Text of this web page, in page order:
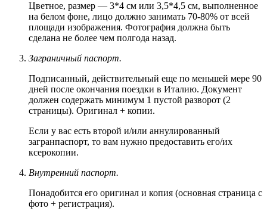
Цветное, размер — 3*4 см или 3,5*4,5 см, выполненное
на белом фоне, лицо должно занимать 70-80% от всей
площади изображения. Фотография должна быть
сделана не более чем полгода назад.
Заграничный паспорт.
Подписанный, действительный еще по меньшей мере 90
дней после окончания поездки в Италию. Документ
должен содержать минимум 1 пустой разворот (2
страницы). Оригинал + копии.
Если у вас есть второй и/или аннулированный
загранпаспорт, то вам нужно предоставить его/их
ксерокопии.
Внутренний паспорт.
Понадобится его оригинал и копия (основная страница с
фото + регистрация).